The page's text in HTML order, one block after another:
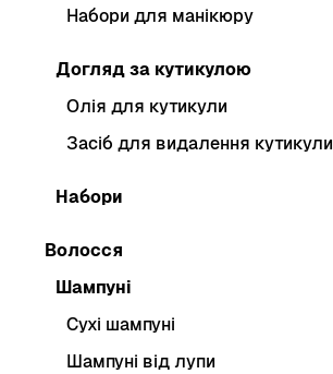
Набори для манікюру
Догляд за кутикулою
Олія для кутикули
Засіб для видалення кутикули
Набори
Волосся
Шампуні
Сухі шампуні
Шампуні від лупи